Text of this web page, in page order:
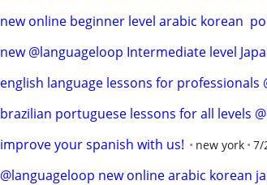
new online beginner level arabic korean
new @languageloop Intermediate level
english language lessons for professionals
brazilian portuguese lessons for all levels
improve your spanish with us! new york 7/
@languageloop new online arabic korean